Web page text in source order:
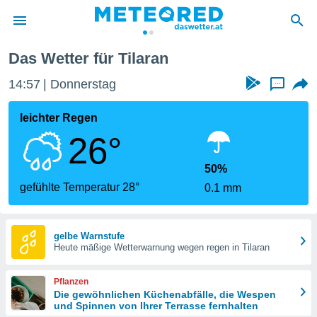
wurde
dass
sind.
diese
Das Wetter für Tilaran
14:57 Donnerstag ...
leichter Regen
26°
gefühlte Temperatur 28°
50%
0.1 mm
gelbe Warnstufe
Heute mäßige Wetterwarnung wegen regen in Tilaran
Pflanzen
Die gewöhnlichen Küchenabfälle, die Wespen
und Spinnen von Ihrer Terrasse fernhalten